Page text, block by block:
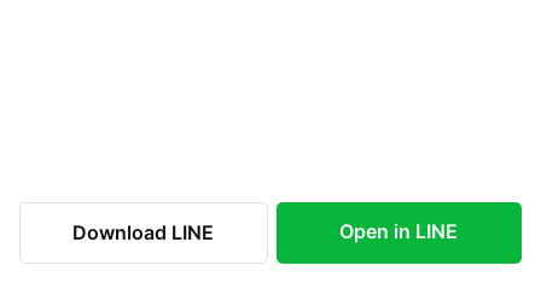
Download LINE Open in LINE